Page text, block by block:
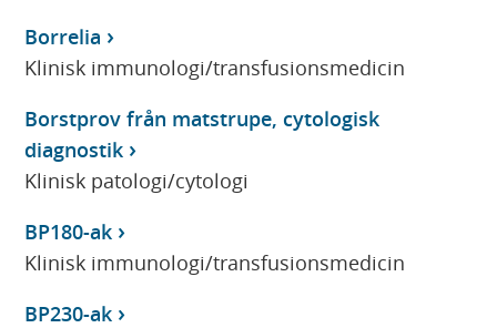
Borrelia
Klinisk immunologi/transfusionsmedicin
Borstprov från matstrupe, cytologisk
diagnostik
Klinisk patologi/cytologi
BP180-ak
Klinisk immunologi/transfusionsmedicin
BP230-ak